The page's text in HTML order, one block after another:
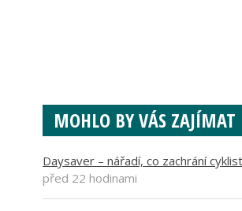
MOHLO BY VÁS ZAJÍMAT
Daysaver – nářadí, co zachrání
před 22 hodinami